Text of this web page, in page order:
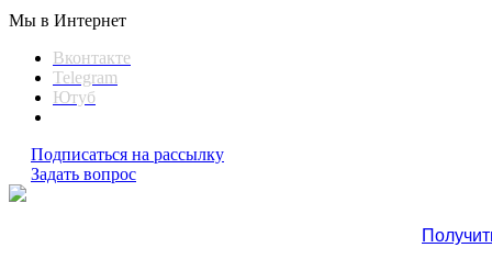
Мы в Интернет
Вконтакте
Telegram
Ютуб
Подписаться на рассылку
Задать вопрос